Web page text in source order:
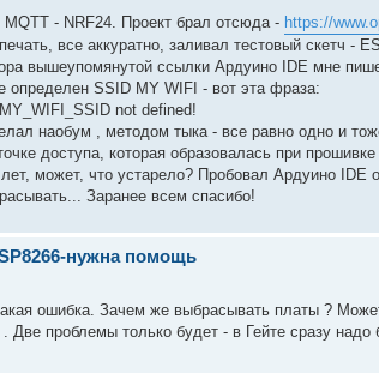
- NRF24. Проект брал отсюда - https://
все аккуратно, заливал тестовый скетч -
вышеупомянутой ссылки Ардуино IDE мне
определен SSID MY WIFI - вот эта фраза:
not defined!
наобум , методом тыка - все равно одно и
доступа, которая образовалась при
может, что устарело? Пробовал Ардуино
Заранее всем спасибо!
нужна помощь
ошибка. Зачем же выбрасывать платы ?
проблемы только будет - в Гейте сразу надо